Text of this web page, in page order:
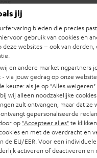
jij
bieden die precies
gebruik van cookies en
websites – ook van derden,
en andere marketingpartners
via jouw gedrag op onze
keuze: als je op "Alles weigeren"
wij alleen noodzakelijke
zult ontvangen, maar dat ze
gepersonaliseerde
op "Accepteer alles"te
en met de overdracht en
de EU/EER. Voor een
activeren of deactiveren en